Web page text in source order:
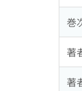
巻
著
著